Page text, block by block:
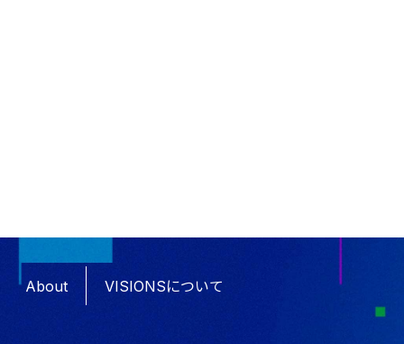
About VISIONSについて